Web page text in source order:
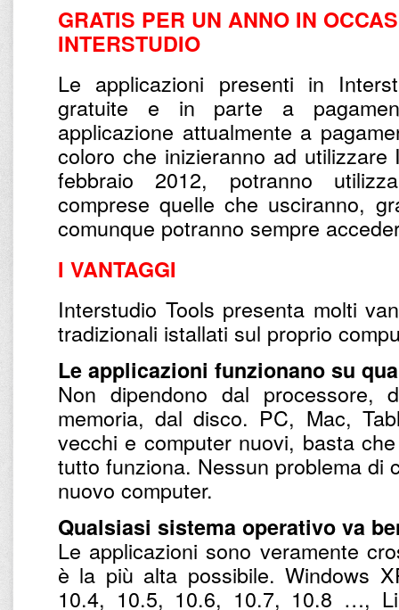
GRATIS PER UN ANNO IN
INTERSTUDIO
Le applicazioni presenti in
gratuite e in parte a
applicazione attualmente a
coloro che inizieranno ad
febbraio 2012, potranno
comprese quelle che usciranno,
comunque potranno sempre
I VANTAGGI
Interstudio Tools presenta molti
tradizionali istallati sul proprio
Le applicazioni funzionano su
Non dipendono dal processore,
memoria, dal disco. PC, Mac,
vecchi e computer nuovi, basta
tutto funziona. Nessun problema di
nuovo computer.
Qualsiasi sistema operativo va
Le applicazioni sono veramente
è la più alta possibile. Windows
10.4, 10.5, 10.6, 10.7, 10.8 …,